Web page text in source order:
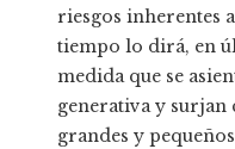
riesgos inherentes
tiempo lo dirá, en
medida que se
generativa y surjan
grandes y